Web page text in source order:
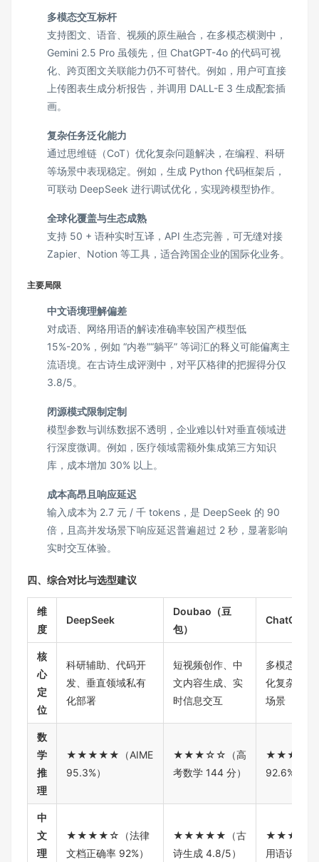
多模态交互标杆
支持图文、语音、视频的原生融合，在多模态横测中，
Gemini 2.5 Pro 虽领先，但 ChatGPT-4o 的代码可视
化、跨页图文关联能力仍不可替代。例如，用户可直接
上传图表生成分析报告，并调用 DALL-E 3 生成配套插
画。
复杂任务泛化能力
通过思维链（CoT）优化复杂问题解决，在编程、科研
等场景中表现稳定。例如，生成 Python 代码框架后，
可联动 DeepSeek 进行调试优化，实现跨模型协作。
全球化覆盖与生态成熟
支持 50 + 语种实时互译，API 生态完善，可无缝对接
Zapier、Notion 等工具，适合跨国企业的国际化业务。
主要局限
中文语境理解偏差
对成语、网络用语的解读准确率较国产模型低
15%-20%，例如 “内卷”“躺平” 等词汇的释义可能偏离主
流语境。在古诗生成评测中，对平仄格律的把握得分仅
3.8/5。
闭源模式限制定制
模型参数与训练数据不透明，企业难以针对垂直领域进
行深度微调。例如，医疗领域需额外集成第三方知识
库，成本增加 30% 以上。
成本高昂且响应延迟
输入成本为 2.7 元 / 千 tokens，是 DeepSeek 的 90
倍，且高并发场景下响应延迟普遍超过 2 秒，显著影响
实时交互体验。
四、综合对比与选型建议
维
度
DeepSeek
Doubao（豆
包）
ChatGPT
核
心
定
位
科研辅助、代码开
发、垂直领域私有
化部署
短视频创作、中
文内容生成、实
时信息交互
多模态开发
化复杂逻辑
场景
数
学
推
理
★★★★★（AIME
95.3%）
★★★☆☆（高
考数学 144 分）
★★★★☆
92.6%）
中
文
理
★★★★☆（法律
文档正确率 92%）
★★★★★（古
诗生成 4.8/5）
★★★☆☆
用语识别率